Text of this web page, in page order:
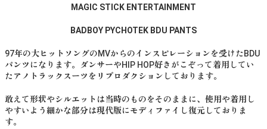
MAGIC STICK ENTERTAINMENT
BADBOY PYCHOTEK BDU PANTS
97年の大ヒットソングのMVからのインスピレーションを受けたBDU
パンツになります。ダンサーやHIP HOP好きがこぞって着用してい
たアノトラックスーツをリプロダクションしております。
敢えて形状やシルエットは当時のものをそのままに、使用や着用し
やすいよう細かな部分は現代版にモディファイし復元しておりま
す。